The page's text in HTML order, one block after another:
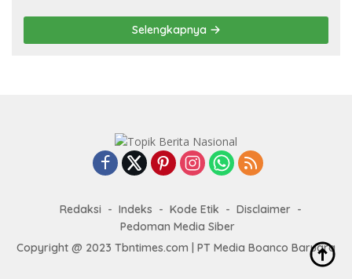
Selengkapnya
Redaksi Indeks Kode Etik
Disclaimer
Pedoman Media Siber
Copyright @ 2023 Tbntimes.com | PT Media Boanco Baruara